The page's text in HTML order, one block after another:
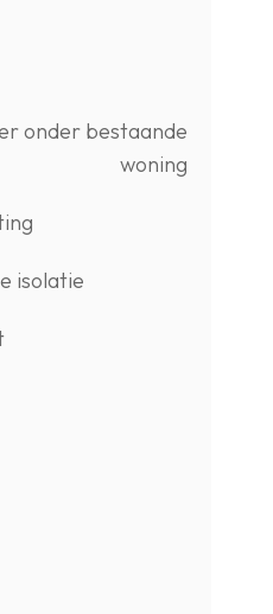
onder bestaande
woning
isolatie